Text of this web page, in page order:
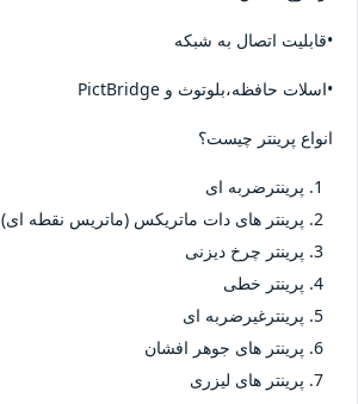
•قابلیت اتصال به شبکه
•اسلات حافظه،بلوتوث و PictBridge
انواع پرینتر چیست؟
پرینترضربه ای
پرینتر های دات ماتریکس (ماتریس نقطه ای)
پرینتر چرخ دیزنی
پرینتر خطی
پرینترغیرضربه ای
پرینتر های جوهر افشان
پرینتر های لیزری